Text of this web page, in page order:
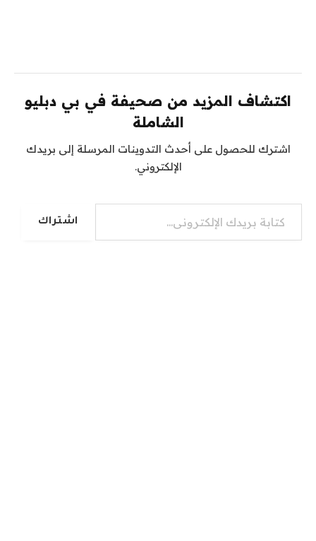
اكتشاف المزيد من صحيفة في بي دبليو
الشاملة
اشترك للحصول على أحدث التدوينات المرسلة إلى بريدك
الإلكتروني.
كتابة بريدك الإلكتروني...
اشتراك